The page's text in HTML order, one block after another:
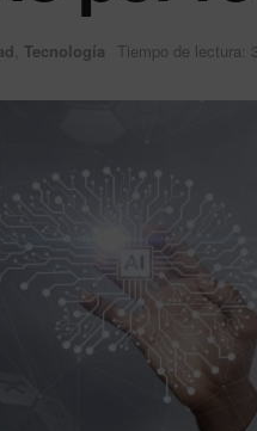
, Tecnología Tiempo de lectura: